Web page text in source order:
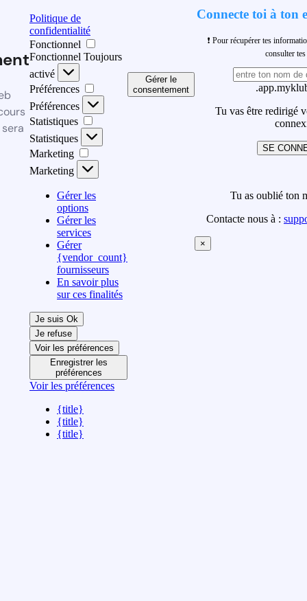
Politique de
confidentialité
Fonctionnel
Fonctionnel Toujours
activé
Préférences
Préférences
Statistiques
Statistiques
Marketing
Marketing
Gérer les
options
Gérer les
services
Gérer
{vendor_count}
fournisseurs
En savoir plus
sur ces finalités
Je suis Ok
Je refuse
Voir les préférences
Enregistrer les
préférences
Voir les préférences
{title}
{title}
{title}
Gérer le
consentement
Connecte toi à ton
❗ Pour récupérer tes
consulter
Tu vas être redirigé
SE
Tu as oublié ton
Contacte nous à :
×